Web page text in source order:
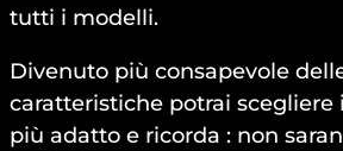
tutti i modelli.
Divenuto più consapevole
caratteristiche potrai scegliere
più adatto e ricorda : non